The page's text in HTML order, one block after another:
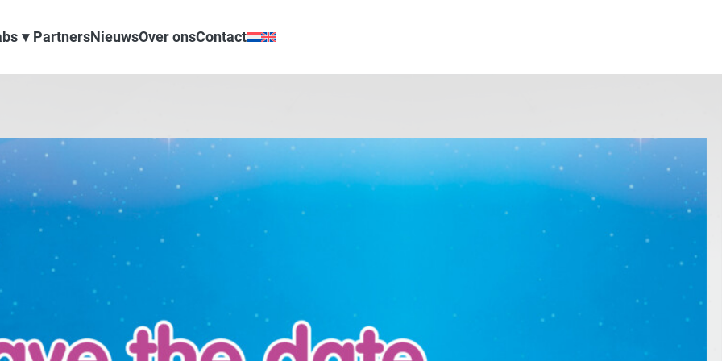
PartnersNieuwsOver onsContact